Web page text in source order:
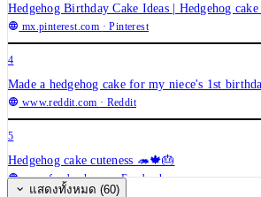
Hedgehog Birthday Cake Ideas | Hedgehog cake
mx.pinterest.com · Pinterest
4
Made a hedgehog cake for my niece's 1st
www.reddit.com · Reddit
5
Hedgehog cake cuteness 🦔🍁🎂
www.facebook.com· Facebook
แสดงทั้งหมด (60)